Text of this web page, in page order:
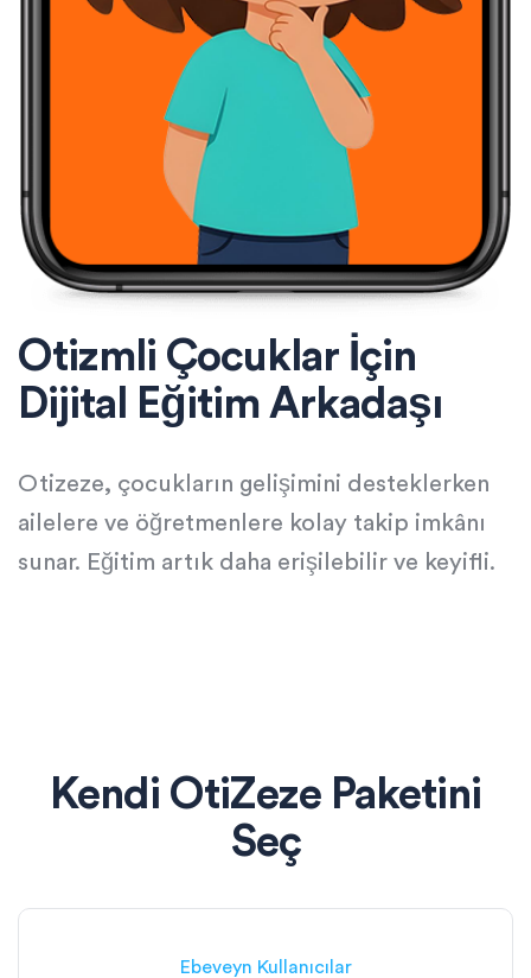
Otizmli Çocuklar İçin
Dijital Eğitim Arkadaşı
Otizeze, çocukların gelişimini desteklerken
ailelere ve öğretmenlere kolay takip imkânı
sunar. Eğitim artık daha erişilebilir ve keyifli.
Kendi OtiZeze Paketini
Seç
Ebeveyn Kullanıcılar